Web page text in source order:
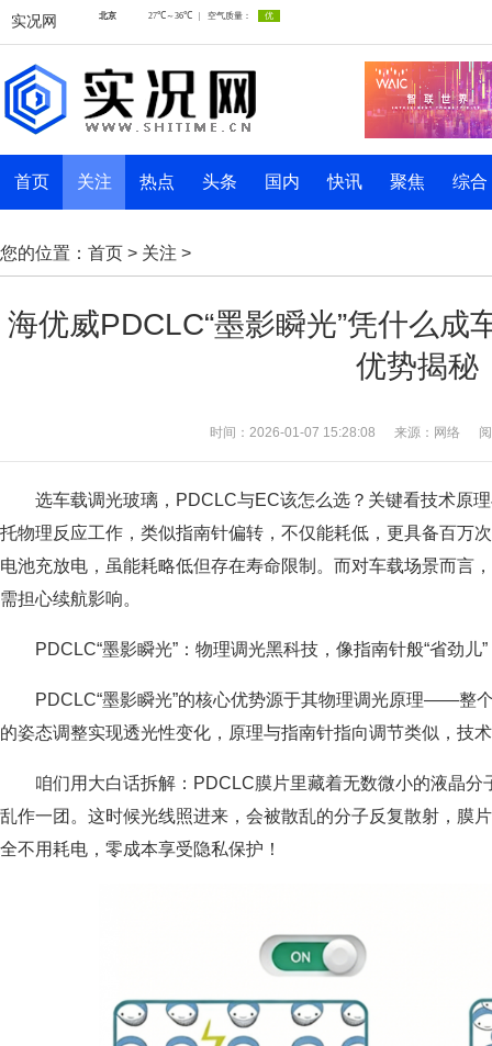
实况网
首页 关注 热点 头条 国内 快讯 聚焦 综合
您的位置： 首页 > 关注 >
海优威PDCLC“墨影瞬光”凭什么成
优势揭秘
时间：2026-01-07 15:28:08 来源：网络
选车载调光玻璃，PDCLC与EC该怎么选？关键看技术原
托物理反应工作，类似指南针偏转，不仅能耗低，更具备百万
电池充放电，虽能耗略低但存在寿命限制。而对车载场景而言
需担心续航影响。
PDCLC“墨影瞬光”：物理调光黑科技，像指南针般“省劲儿”
PDCLC“墨影瞬光”的核心优势源于其物理调光原理——整
的姿态调整实现透光性变化，原理与指南针指向调节类似，技
咱们用大白话拆解：PDCLC膜片里藏着无数微小的液晶
乱作一团。这时候光线照进来，会被散乱的分子反复散射，膜
全不用耗电，零成本享受隐私保护！